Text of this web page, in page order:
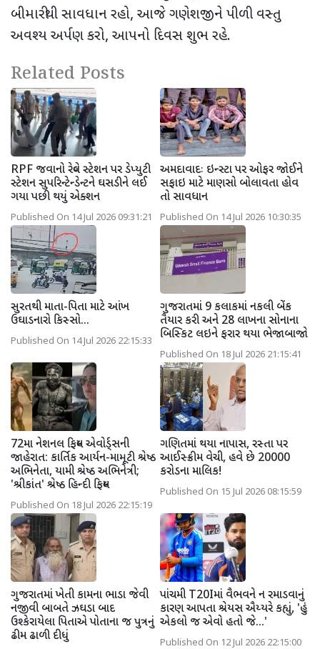
બીમારીથી સાવધાન રહો, આજે ગણેશજીને પીળી વસ્તુ
અવશ્ય અર્પણ કરો, આપનો દિવસ શુભ રહે.
Related Posts
RPF જવાનો રેલ્વે સ્ટેશન પર ડેપ્યુટી
સ્ટેશન સુપરિન્ટેન્ડેન્ટને ઘસડીને લઈ
ગયા પછી થયું એક્શન
Published On 14 Jul 2026 09:31:21
અમદાવાદઃ ઇન્સ્ટા પર ઓફર જોઈને
સફાઇ માટે માણસો બોલાવતા હોવ
તો સાવધાન
Published On 14 Jul 2026 10:30:35
સુરતથી માતા-પિતા માટે આંખ
ઉઘાડનારો કિસ્સો...
Published On 14 Jul 2026 22:15:33
ગુજરાતમાં 9 કલાકમાં નકલી બેંક
તૈયાર કરી અને 28 લાખના સોનાના
બિસ્કિટ લઇને ફરાર થયા ભેજાબાજો
Published On 18 Jul 2026 21:15:41
72મા નેશનલ ફિલ્મ એવોર્ડ્સની
જાહેરાત: કાર્તિક આર્યન-મામૂટી શ્રેષ્ઠ
અભિનેતા, યામી શ્રેષ્ઠ અભિનેત્રી;
'શ્રીકાંત' શ્રેષ્ઠ હિન્દી ફિલ્મ
Published On 18 Jul 2026 22:15:19
ગણિતમાં થયા નાપાસ, રસ્તા પર
આઈસ્ક્રીમ વેચી, હવે છે 20000
કરોડના માલિક!
Published On 15 Jul 2026 08:15:59
ગુજરાતમાં ખેતી કામના ભાડા જેવી
નજીવી બાબતે ઝઘડા બાદ
ઉશ્કેરાયેલા પિતાએ પોતાના જ પુત્રનું
ઢીમ ઢાળી દીધું
પાંચમી T20Iમાં વૈભવને ન રમાડવાનું
કારણ આપતા શ્રેયસ ઐય્યરે કહ્યું, 'હું
એકલો જ એવો હતો જે...'
Published On 12 Jul 2026 22:15:00